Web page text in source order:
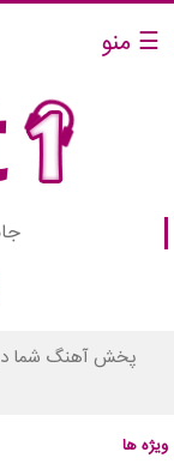
☰ منو
پخش آهنگ شما
ویژه ها